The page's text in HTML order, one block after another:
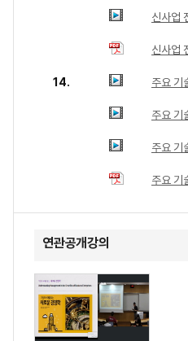
신사업
신사업
14. 주요 기
주요 기
주요 기
주요 기
연관공개강의